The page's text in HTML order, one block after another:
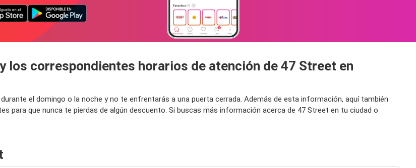
los correspondientes horarios de atención de 47 Street en
el domingo o la noche y no te enfrentarás a una puerta cerrada. Además de esta información, aquí también
para que nunca te pierdas de algún descuento. Si buscas más información acerca de 47 Street en tu ciudad o